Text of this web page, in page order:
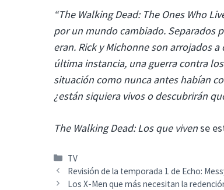
“The Walking Dead: The Ones Who
por un mundo cambiado. Separados
eran. Rick y Michonne son arrojados
última instancia, una guerra contra
situación como nunca antes habían
¿están siquiera vivos o descubrirán
The Walking Dead: Los que vivense
Categorías
TV
Revisión de la temporada 1 de Echo:
Los X-Men que más necesitan la